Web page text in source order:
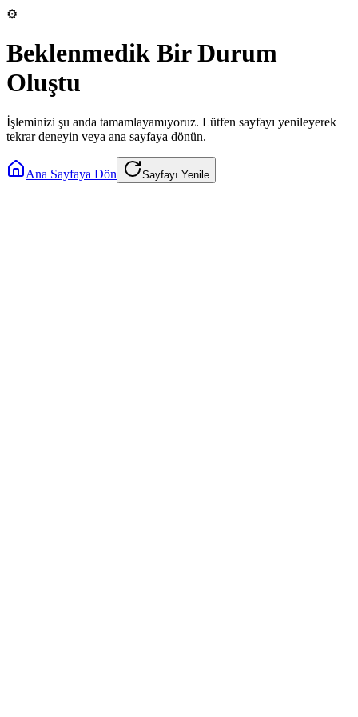
⚙️
Beklenmedik Bir Durum
Oluştu
İşleminizi şu anda tamamlayamıyoruz. Lütfen sayfayı yenileyerek
tekrar deneyin veya ana sayfaya dönün.
Ana Sayfaya Dön Sayfayı Yenile